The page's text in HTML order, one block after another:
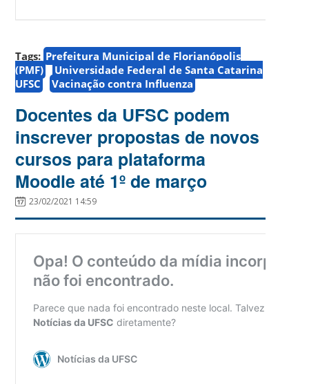
Tags: Prefeitura Municipal de Florianópolis
(PMF)
Universidade Federal de Santa Catarina
UFSC
Vacinação contra Influenza
Docentes da UFSC podem
inscrever propostas de novos
cursos para plataforma
Moodle até 1º de março
23/02/2021 14:59